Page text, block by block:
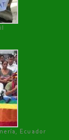
Ecuador